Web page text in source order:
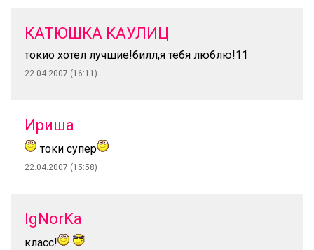
КАТЮШКА КАУЛИЦ
токио хотел лучшие!билл,я тебя люблю!11
22.04.2007 (16:11)
Ириша
токи супер
22.04.2007 (15:58)
IgNorKa
класс!